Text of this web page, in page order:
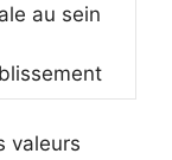
au sein
valeurs